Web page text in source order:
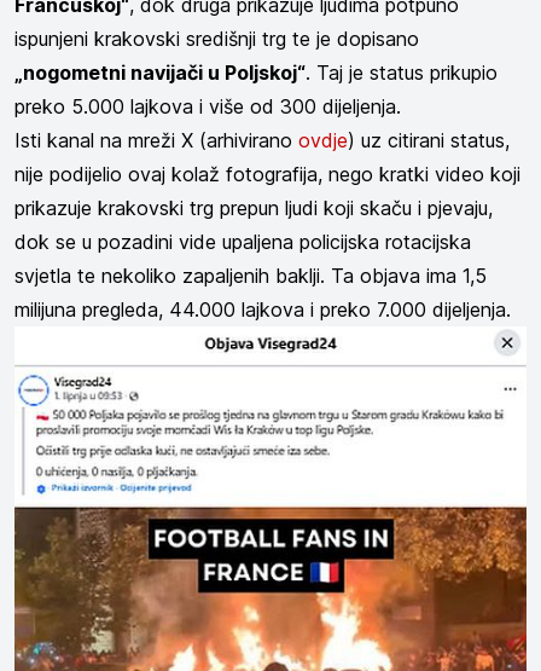
ispunjeni krakovski središnji trg te je dopisano
„nogometni navijači u Poljskoj“. Taj je status prikupio
preko 5.000 lajkova i više od 300 dijeljenja.
Isti kanal na mreži X (arhivirano ovdje) uz citirani status,
nije podijelio ovaj kolaž fotografija, nego kratki video koji
prikazuje krakovski trg prepun ljudi koji skaču i pjevaju,
dok se u pozadini vide upaljena policijska rotacijska
svjetla te nekoliko zapaljenih baklji. Ta objava ima 1,5
milijuna pregleda, 44.000 lajkova i preko 7.000 dijeljenja.